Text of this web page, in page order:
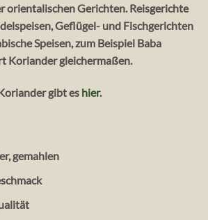
orientalischen Gerichten. Reisgerichte
Geflügel- und Fischgerichten
Speisen, zum Beispiel Baba
Koriander gleichermaßen.
gibt es hier.
gemahlen